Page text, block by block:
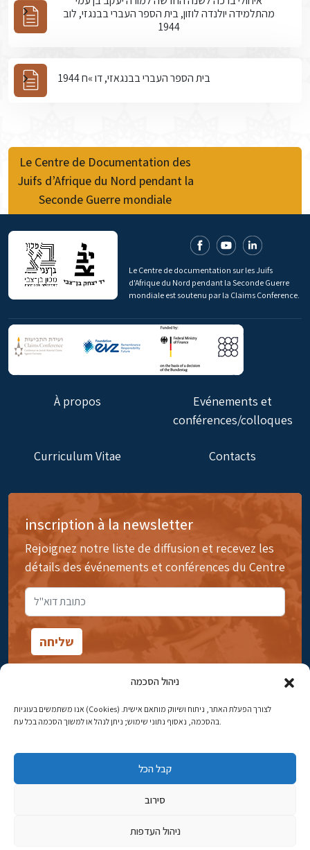
ניהול הסכמה
אנו משתמשים בעוגיות (Cookies) לצורך הפעלת האתר, ניתוח ושיווק מותאם אישית.
בהסכמה, נאסוף נתוני שימוש; ניתן לנהל או למשוך הסכמה בכל עת.
קבל הכל
סירוב
ניהול העדפות
מהתלמידה יולנדה לוזון, בית הספר העברי בבנגזי, לוב
1944
בית הספר העברי בבנגאזי, דו »ח 1944
Le Centre de Documentation des
Juifs d’Afrique du Nord pendant la
Seconde Guerre mondiale
Le Centre de documentation sur les Juifs
d'Afrique du Nord pendant la Seconde Guerre
mondiale est soutenu par la Claims Conference.
À propos
Evénements et
conférences/colloques
Curriculum Vitae Contacts
inscription à la newsletter
Rejoignez notre liste de diffusion et recevez les
détails des événements et conférences du Centre
14rue Ibn Gavirol, Rehavia, Jérusalem
Adresse électronique:najww2@ybz.org.il